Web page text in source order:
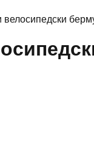
велосипедски